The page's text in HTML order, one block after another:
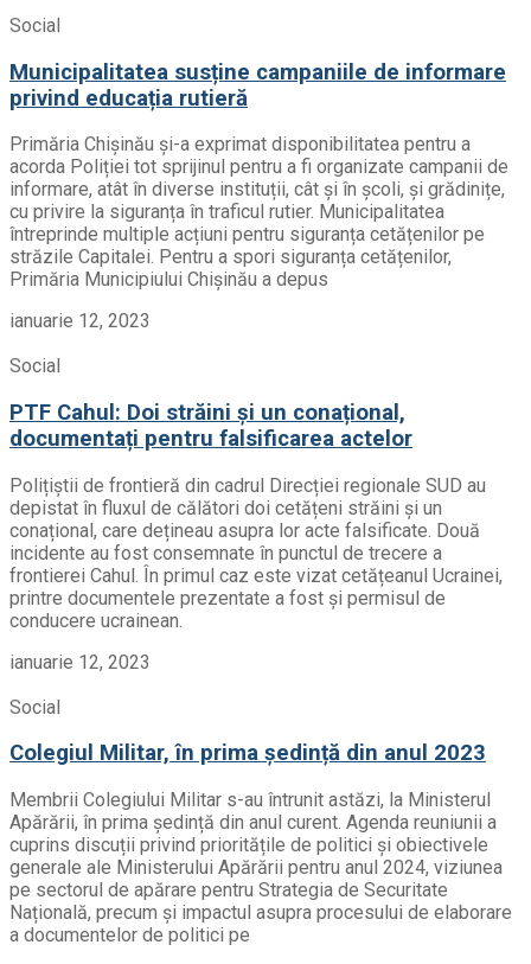
Social
Municipalitatea susține campaniile de informare
privind educația rutieră
Primăria Chișinău și-a exprimat disponibilitatea pentru a
acorda Poliției tot sprijinul pentru a fi organizate campanii de
informare, atât în diverse instituții, cât și în școli, și grădinițe,
cu privire la siguranța în traficul rutier. Municipalitatea
întreprinde multiple acțiuni pentru siguranța cetățenilor pe
străzile Capitalei. Pentru a spori siguranța cetățenilor,
Primăria Municipiului Chișinău a depus
ianuarie 12, 2023
Social
PTF Cahul: Doi străini și un conațional,
documentați pentru falsificarea actelor
Polițiștii de frontieră din cadrul Direcției regionale SUD au
depistat în fluxul de călători doi cetățeni străini și un
conațional, care dețineau asupra lor acte falsificate. Două
incidente au fost consemnate în punctul de trecere a
frontierei Cahul. În primul caz este vizat cetățeanul Ucrainei,
printre documentele prezentate a fost și permisul de
conducere ucrainean.
ianuarie 12, 2023
Social
Colegiul Militar, în prima ședință din anul 2023
Membrii Colegiului Militar s-au întrunit astăzi, la Ministerul
Apărării, în prima ședință din anul curent. Agenda reuniunii a
cuprins discuții privind prioritățile de politici și obiectivele
generale ale Ministerului Apărării pentru anul 2024, viziunea
pe sectorul de apărare pentru Strategia de Securitate
Națională, precum și impactul asupra procesului de elaborare
a documentelor de politici pe